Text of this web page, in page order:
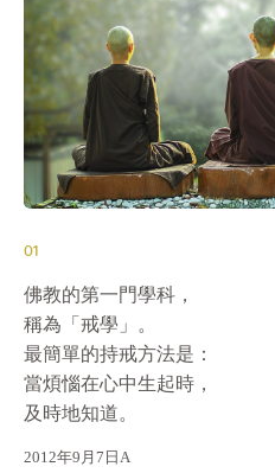
01
佛教的第一門學科，
稱為「戒學」。
最簡單的持戒方法是：
當煩惱在心中生起時，
及時地知道。
2012年9月7日A